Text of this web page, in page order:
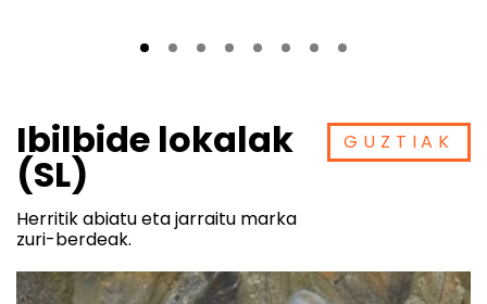
Ibilbide lokalak
(SL)
Herritik abiatu eta jarraitu marka
zuri-berdeak.
GUZTIAK